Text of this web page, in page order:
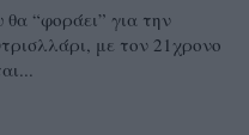
“φοράει” για την
με τον 21χρονο